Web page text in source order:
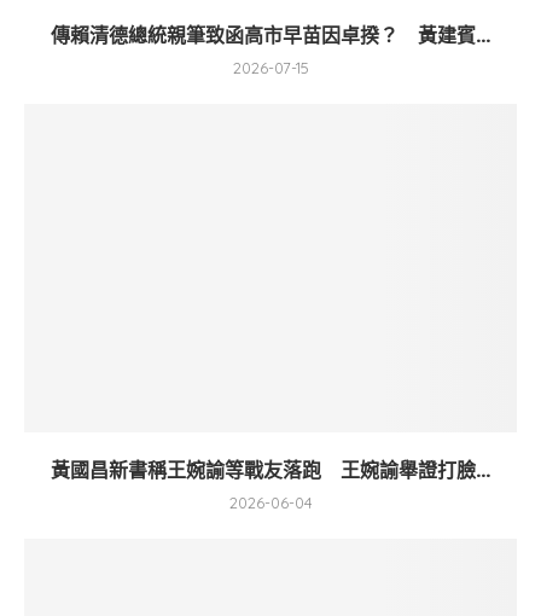
傳賴清德總統親筆致函高市早苗因卓揆？ 黃建賓...
2026-07-15
黃國昌新書稱王婉諭等戰友落跑 王婉諭舉證打臉...
2026-06-04